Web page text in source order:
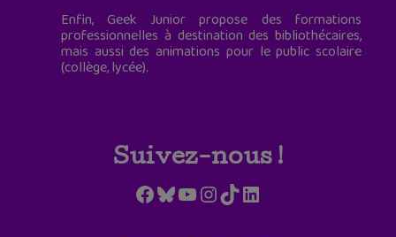
Enfin, Geek Junior propose des formations
professionnelles à destination des bibliothécaires,
mais aussi des animations pour le public scolaire
(collège, lycée).
Suivez-nous !
Facebook
Bluesky
YouTube
Instagram
TikTokLinkedIn